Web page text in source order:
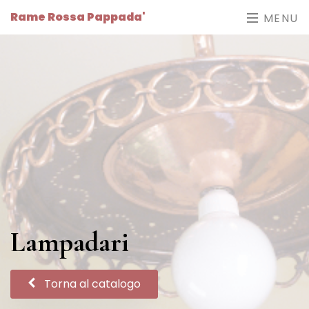
Rame Rossa Pappada' MENU
Lampadari
Torna al catalogo